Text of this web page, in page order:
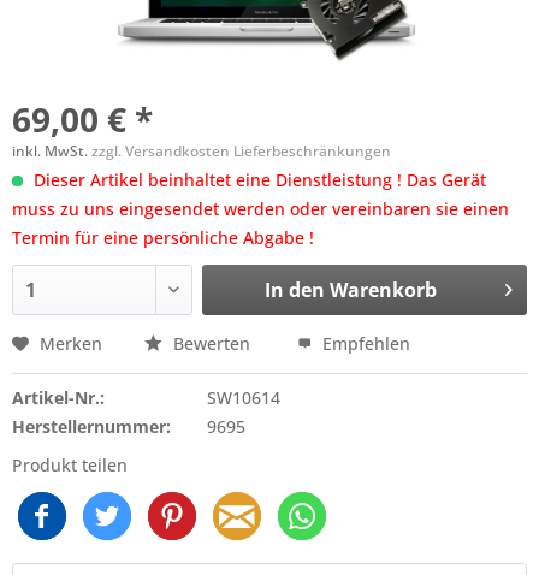
69,00 € *
inkl. MwSt.zzgl. Versandkosten Lieferbeschränkungen
Dieser Artikel beinhaltet eine Dienstleistung ! Das Gerät
muss zu uns eingesendet werden oder vereinbaren sie einen
Termin für eine persönliche Abgabe !
In den Warenkorb
Merken Bewerten Empfehlen
Artikel-Nr.:
SW10614
Herstellernummer:
9695
Produkt teilen